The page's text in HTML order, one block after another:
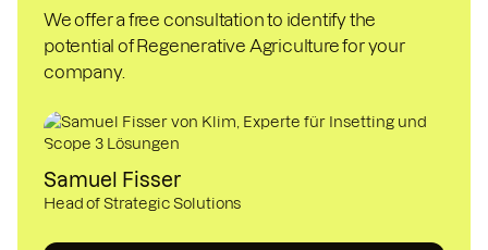
We offer a free consultation to identify the
potential of Regenerative Agriculture for your
company.
Samuel Fisser
Head of Strategic Solutions